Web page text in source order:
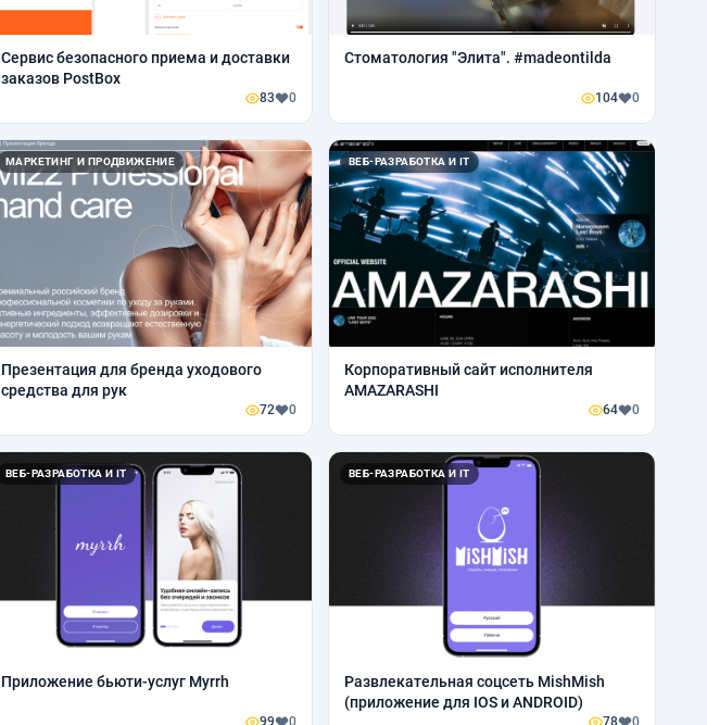
Сервис безопасного приема и доставки
заказов PostBox
83 0
Стоматология "Элита". #madeontilda
104 0
МАРКЕТИНГ И ПРОДВИЖЕНИЕ
Презентация для бренда уходового
средства для рук
72 0
ВЕБ-РАЗРАБОТКА И IT
Корпоративный сайт исполнителя
AMAZARASHI
64 0
ВЕБ-РАЗРАБОТКА И IT
Приложение бьюти-услуг Myrrh
99 0
ВЕБ-РАЗРАБОТКА И IT
Развлекательная соцсеть MishMish
(приложение для IOS и ANDROID)
78 0